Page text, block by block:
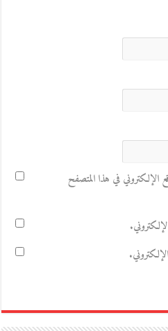
الإلكتروني في هذا المتصفح